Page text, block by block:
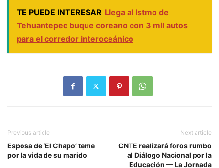
TE PUEDE INTERESAR Llega al Istmo de
Tehuantepec buque coreano con 3 mil autos
para el corredor interoceánico
Previous article
Esposa de ‘El Chapo’ teme
por la vida de su marido
Next article
CNTE realizará foros rumbo
al Diálogo Nacional por la
Educación — La Jornada